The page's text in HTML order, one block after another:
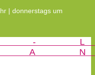
| donnerstags um